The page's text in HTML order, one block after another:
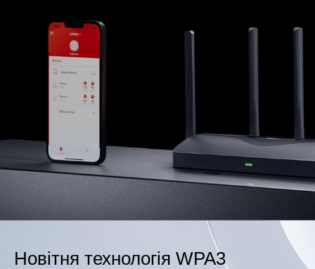
Новітня технологія WPA3